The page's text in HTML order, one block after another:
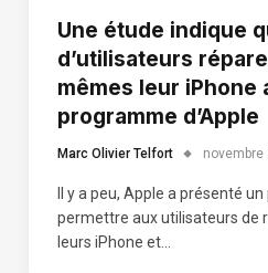
Une étude indique
d’utilisateurs
mêmes leur iPhone
programme d’Apple
Marc Olivier Telfort novembre
Il y a peu, Apple a présenté
permettre aux utilisateurs de
leurs iPhone et…